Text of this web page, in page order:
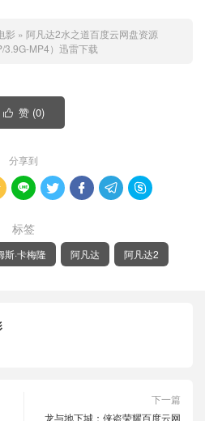
影 » 阿凡达2水之道百度云网盘资源
3.9G-MP4）迅雷下载
 赞 (0)
分享到
    
标签
斯·卡梅隆 阿凡达 阿凡达2
下一篇
龙与地下城：侠盗荣耀百度云网